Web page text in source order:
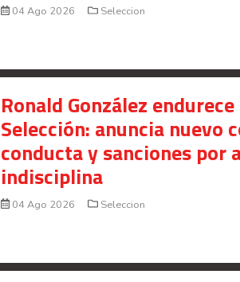
04 Ago 2026 Seleccion
Ronald González
Selección: anuncia nuevo
conducta y sanciones por
indisciplina
04 Ago 2026 Seleccion